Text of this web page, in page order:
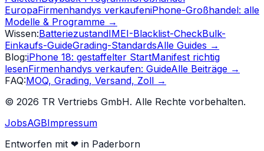
EuropaFirmenhandys verkaufeniPhone-Großhandel: alle
Modelle & Programme →
Wissen:BatteriezustandIMEI-Blacklist-CheckBulk-
Einkaufs-GuideGrading-StandardsAlle Guides →
Blog:iPhone 18: gestaffelter StartManifest richtig
lesenFirmenhandys verkaufen: GuideAlle Beiträge →
FAQ:MOQ, Grading, Versand, Zoll →
© 2026 TR Vertriebs GmbH. Alle Rechte vorbehalten.
JobsAGBImpressum
Entworfen mit ❤ in Paderborn